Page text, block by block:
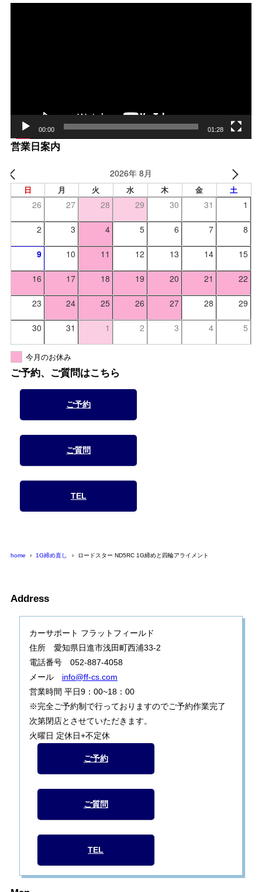
00:00 01:28
営業日案内
2026年 8月
日 月 火 水 木 金 土
26 27 28 29 30 31 1
2 3 4 5 6 7 8
9 10 11 12 13 14 15
16 17 18 19 20 21 22
23 24 25 26 27 28 29
30 31 1 2 3 4 5
今月のお休み
ご予約、ご質問はこちら
ご予約
ご質問
TEL
home 1G締め直し ロードスター ND5RC 1G締めと四輪アライメント
Address
カーサポート フラットフィールド
住所 愛知県日進市浅田町西浦33-2
電話番号 052-887-4058
メール info@ff-cs.com
営業時間 平日9：00~18：00
※完全ご予約制で行っておりますのでご予約作業完了
次第閉店とさせていただきます。
火曜日 定休日+不定休
ご予約
ご質問
TEL